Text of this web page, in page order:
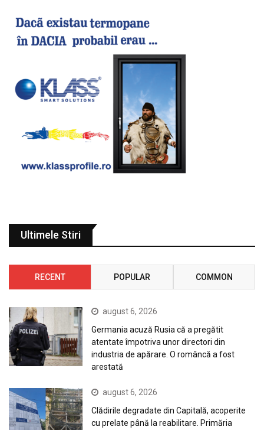
Ultimele Stiri
RECENT POPULAR COMMON
august 6, 2026
Germania acuză Rusia că a pregătit
atentate împotriva unor directori din
industria de apărare. O româncă a fost
arestată
august 6, 2026
Clădirile degradate din Capitală, acoperite
cu prelate până la reabilitare. Primăria